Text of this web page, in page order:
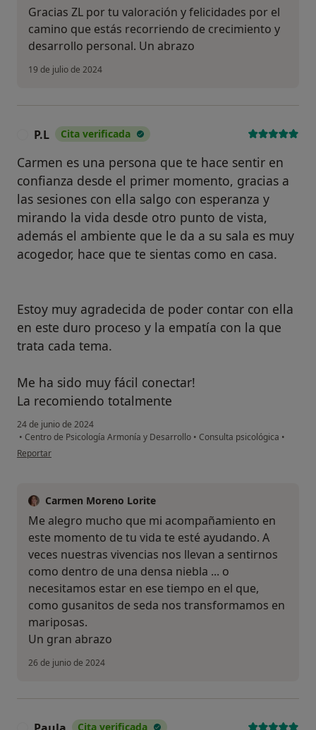
Gracias ZL por tu valoración y felicidades por el
camino que estás recorriendo de crecimiento y
desarrollo personal. Un abrazo
19 de julio de 2024
P.L Cita verificada
Carmen es una persona que te hace sentir en
confianza desde el primer momento, gracias a
las sesiones con ella salgo con esperanza y
mirando la vida desde otro punto de vista,
además el ambiente que le da a su sala es muy
acogedor, hace que te sientas como en casa.
Estoy muy agradecida de poder contar con ella
en este duro proceso y la empatía con la que
trata cada tema.
Me ha sido muy fácil conectar!
La recomiendo totalmente
24 de junio de 2024
• Centro de Psicología Armonía y Desarrollo • Consulta psicológica •
en opinión del usuario P.L
Reportar
Carmen Moreno Lorite
Me alegro mucho que mi acompañamiento en
este momento de tu vida te esté ayudando. A
veces nuestras vivencias nos llevan a sentirnos
como dentro de una densa niebla ... o
necesitamos estar en ese tiempo en el que,
como gusanitos de seda nos transformamos en
mariposas.
Un gran abrazo
26 de junio de 2024
Cita verificada